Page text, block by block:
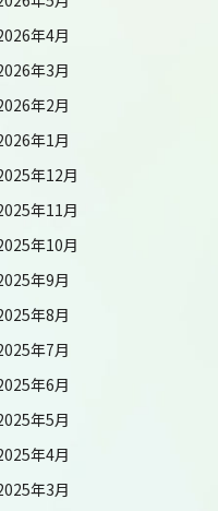
年4月
年3月
年2月
年1月
年12月
年11月
年10月
年9月
年8月
年7月
年6月
年5月
年4月
年3月